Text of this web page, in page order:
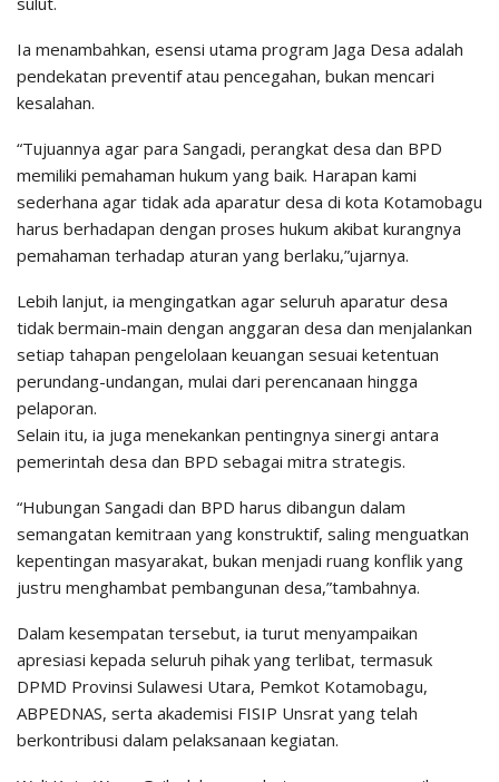
Ia menambahkan, esensi utama program Jaga Desa adalah
pendekatan preventif atau pencegahan, bukan mencari
kesalahan.
“Tujuannya agar para Sangadi, perangkat desa dan BPD
memiliki pemahaman hukum yang baik. Harapan kami
sederhana agar tidak ada aparatur desa di kota Kotamobagu
harus berhadapan dengan proses hukum akibat kurangnya
pemahaman terhadap aturan yang berlaku,”ujarnya.
Lebih lanjut, ia mengingatkan agar seluruh aparatur desa
tidak bermain-main dengan anggaran desa dan menjalankan
setiap tahapan pengelolaan keuangan sesuai ketentuan
perundang-undangan, mulai dari perencanaan hingga
pelaporan.
Selain itu, ia juga menekankan pentingnya sinergi antara
pemerintah desa dan BPD sebagai mitra strategis.
“Hubungan Sangadi dan BPD harus dibangun dalam
semangatan kemitraan yang konstruktif, saling menguatkan
kepentingan masyarakat, bukan menjadi ruang konflik yang
justru menghambat pembangunan desa,”tambahnya.
Dalam kesempatan tersebut, ia turut menyampaikan
apresiasi kepada seluruh pihak yang terlibat, termasuk
DPMD Provinsi Sulawesi Utara, Pemkot Kotamobagu,
ABPEDNAS, serta akademisi FISIP Unsrat yang telah
berkontribusi dalam pelaksanaan kegiatan.